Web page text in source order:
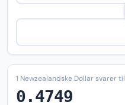
1 Newzealandske Dollar svarer til
0.4749